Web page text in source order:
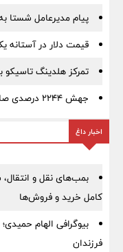
پیام مدیرعامل شستا
قیمت دلار در آستانه
تمرکز هلدینگ تاسیکو
جهش ۲۲۴۴ درصدی صادرات شرکت کربن ایران
اخبار داغ
بمب‌های نقل و
کامل خرید و فروش‌ها
بیوگرافی الهام
فرزندان